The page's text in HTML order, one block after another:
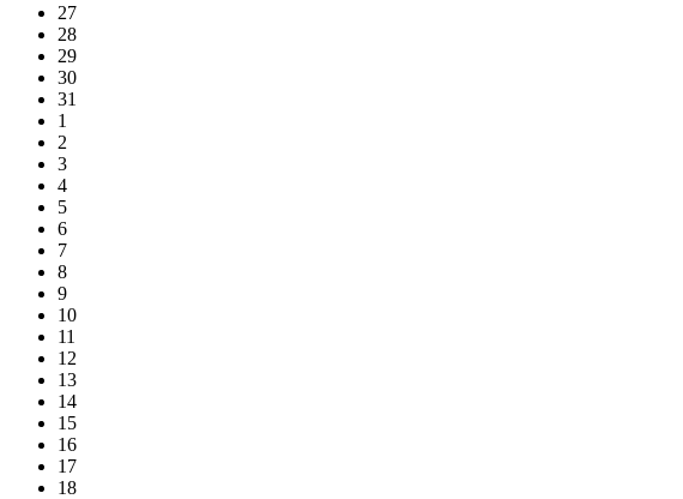
27
28
29
30
31
1
2
3
4
5
6
7
8
9
10
11
12
13
14
15
16
17
18